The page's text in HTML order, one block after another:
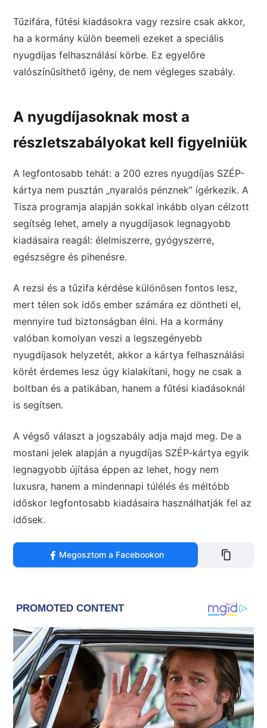
Tűzifára, fűtési kiadásokra vagy rezsire csak akkor,
ha a kormány külön beemeli ezeket a speciális
nyugdíjas felhasználási körbe. Ez egyelőre
valószínűsíthető igény, de nem végleges szabály.
A nyugdíjasoknak most a
részletszabályokat kell figyelniük
A legfontosabb tehát: a 200 ezres nyugdíjas SZÉP-
kártya nem pusztán „nyaralós pénznek” ígérkezik. A
Tisza programja alapján sokkal inkább olyan célzott
segítség lehet, amely a nyugdíjasok legnagyobb
kiadásaira reagál: élelmiszerre, gyógyszerre,
egészségre és pihenésre.
A rezsi és a tűzifa kérdése különösen fontos lesz,
mert télen sok idős ember számára ez döntheti el,
mennyire tud biztonságban élni. Ha a kormány
valóban komolyan veszi a legszegényebb
nyugdíjasok helyzetét, akkor a kártya felhasználási
körét érdemes lesz úgy kialakítani, hogy ne csak a
boltban és a patikában, hanem a fűtési kiadásoknál
is segítsen.
A végső választ a jogszabály adja majd meg. De a
mostani jelek alapján a nyugdíjas SZÉP-kártya egyik
legnagyobb újítása éppen az lehet, hogy nem
luxusra, hanem a mindennapi túlélés és méltóbb
időskor legfontosabb kiadásaira használhatják fel az
idősek.
Megosztom a Facebookon